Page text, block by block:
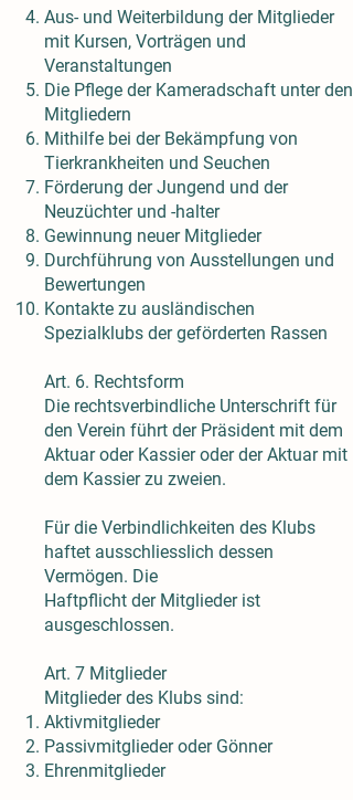
Aus- und Weiterbildung der Mitglieder
mit Kursen, Vorträgen und
Veranstaltungen
Die Pflege der Kameradschaft unter den
Mitgliedern
Mithilfe bei der Bekämpfung von
Tierkrankheiten und Seuchen
Förderung der Jungend und der
Neuzüchter und -halter
Gewinnung neuer Mitglieder
Durchführung von Ausstellungen und
Bewertungen
Kontakte zu ausländischen
Spezialklubs der geförderten Rassen
Art. 6. Rechtsform
Die rechtsverbindliche Unterschrift für
den Verein führt der Präsident mit dem
Aktuar oder Kassier oder der Aktuar mit
dem Kassier zu zweien.
Für die Verbindlichkeiten des Klubs
haftet ausschliesslich dessen
Vermögen. Die
Haftpflicht der Mitglieder ist
ausgeschlossen.
Art. 7 Mitglieder
Mitglieder des Klubs sind:
Aktivmitglieder
Passivmitglieder oder Gönner
Ehrenmitglieder